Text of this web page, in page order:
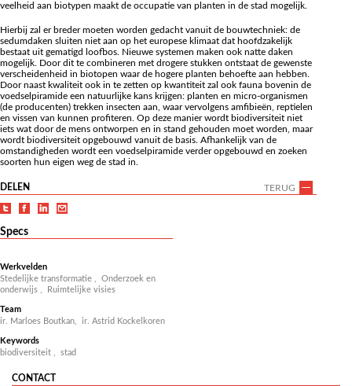
veelheid aan biotypen maakt de occupatie van planten in de stad mogelijk.
Hierbij zal er breder moeten worden gedacht vanuit de bouwtechniek: de
sedumdaken sluiten niet aan op het europese klimaat dat hoofdzakelijk
bestaat uit gematigd loofbos. Nieuwe systemen maken ook natte daken
mogelijk. Door dit te combineren met drogere stukken ontstaat de gewenste
verscheidenheid in biotopen waar de hogere planten behoefte aan hebben.
Door naast kwaliteit ook in te zetten op kwantiteit zal ook fauna bovenin de
voedselpiramide een natuurlijke kans krijgen: planten en micro-organismen
(de producenten) trekken insecten aan, waar vervolgens amfibieën, reptielen
en vissen van kunnen profiteren. Op deze manier wordt biodiversiteit niet
iets wat door de mens ontworpen en in stand gehouden moet worden, maar
wordt biodiversiteit opgebouwd vanuit de basis. Afhankelijk van de
omstandigheden wordt een voedselpiramide verder opgebouwd en zoeken
soorten hun eigen weg de stad in.
TERUG
DELEN
Specs
Werkvelden
Stedelijke transformatie
Onderzoek en
onderwijs
Ruimtelijke visies
Team
ir. Marloes Boutkan, ir. Astrid Kockelkoren
Keywords
biodiversiteit
stad
CONTACT